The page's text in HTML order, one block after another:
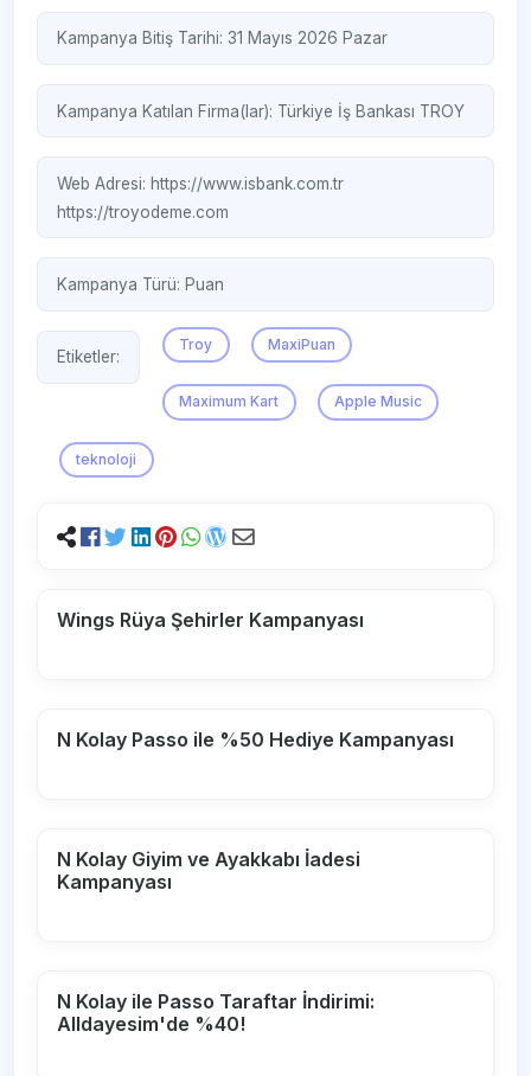
Kampanya Bitiş Tarihi: 31 Mayıs 2026 Pazar
Kampanya Katılan Firma(lar): Türkiye İş Bankası TROY
Web Adresi: https://www.isbank.com.tr
https://troyodeme.com
Kampanya Türü: Puan
Etiketler:
Troy MaxiPuan
Maximum Kart Apple Music
teknoloji
Wings Rüya Şehirler Kampanyası
N Kolay Passo ile %50 Hediye Kampanyası
N Kolay Giyim ve Ayakkabı İadesi
Kampanyası
N Kolay ile Passo Taraftar İndirimi:
Alldayesim'de %40!